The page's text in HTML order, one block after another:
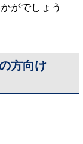
がでしょう
方向け